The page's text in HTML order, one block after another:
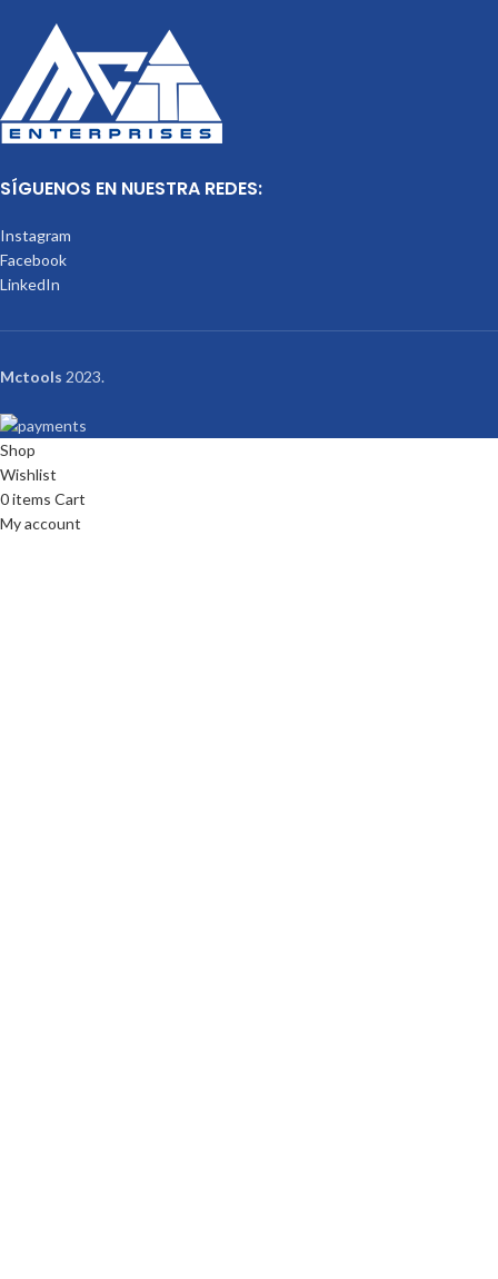
SÍGUENOS EN NUESTRA REDES:
Instagram
Facebook
LinkedIn
Mctools 2023.
Shop
Wishlist
0items Cart
My account